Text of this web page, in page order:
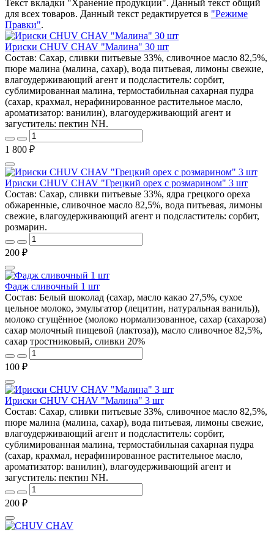
Текст вкладки "Хранение продукции". Данный текст общий
для всех товаров. Данный текст редактируется в "Режиме
Правки".
Ириски CHUV CHAV "Малина" 30 шт
Состав: Сахар, сливки питьевые 33%, сливочное масло 82,5%,
пюре малина (малина, сахар), вода питьевая, лимоны свежие,
влагоудерживающий агент и подсластитель: сорбит,
сублимированная малина, термостабильная сахарная пудра
(сахар, крахмал, нерафинированное растительное масло,
ароматизатор: ванилин), влагоудерживающий агент и
загуститель: пектин NH.
1 800 ₽
Ириски CHUV CHAV "Грецкий орех с розмарином" 3 шт
Состав: Сахар, сливки питьевые 33%, ядра грецкого ореха
обжаренные, сливочное масло 82,5%, вода питьевая, лимоны
свежие, влагоудерживающий агент и подсластитель: сорбит,
розмарин.
200 ₽
Фадж сливочный 1 шт
Состав: Белый шоколад (сахар, масло какао 27,5%, сухое
цельное молоко, эмульгатор (лецитин, натуральная ваниль)),
молоко сгущённое (молоко нормализованное, сахар (сахароза)
сахар молочный пищевой (лактоза)), масло сливочное 82,5%,
сахар тростниковый, сливки 20%
100 ₽
Ириски CHUV CHAV "Малина" 3 шт
Состав: Сахар, сливки питьевые 33%, сливочное масло 82,5%,
пюре малина (малина, сахар), вода питьевая, лимоны свежие,
влагоудерживающий агент и подсластитель: сорбит,
сублимированная малина, термостабильная сахарная пудра
(сахар, крахмал, нерафинированное растительное масло,
ароматизатор: ванилин), влагоудерживающий агент и
загуститель: пектин NH.
200 ₽